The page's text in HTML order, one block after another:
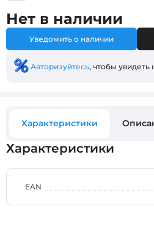
Нет в наличии
Уведомить о наличии
Авторизуйтесь, чтобы увидеть
Характеристики
Характеристики
EAN